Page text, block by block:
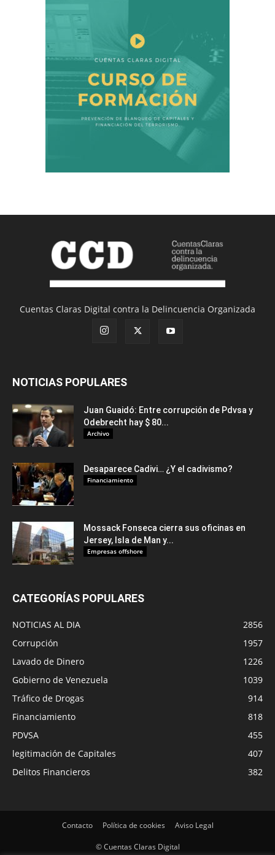
Cuentas Claras Digital contra la Delincuencia Organizada
NOTICIAS POPULARES
Juan Guaidó: Entre corrupción de Pdvsa y
Odebrecht hay $ 80...
Archivo
Desaparece Cadivi… ¿Y el cadivismo?
Financiamiento
Mossack Fonseca cierra sus oficinas en
Jersey, Isla de Man y...
Empresas offshore
CATEGORÍAS POPULARES
NOTICIAS AL DIA
2856
Corrupción
1957
Lavado de Dinero
1226
Gobierno de Venezuela
1039
Tráfico de Drogas
914
Financiamiento
818
PDVSA
455
legitimación de Capitales
407
Delitos Financieros
382
Contacto Política de cookies Aviso Legal
© Cuentas Claras Digital